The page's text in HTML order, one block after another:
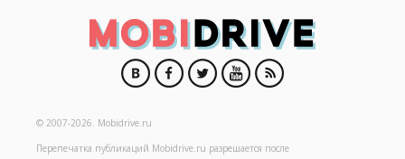
© 2007-2026. Mobidrive.ru
Перепечатка публикаций Mobidrive.ru разрешается после